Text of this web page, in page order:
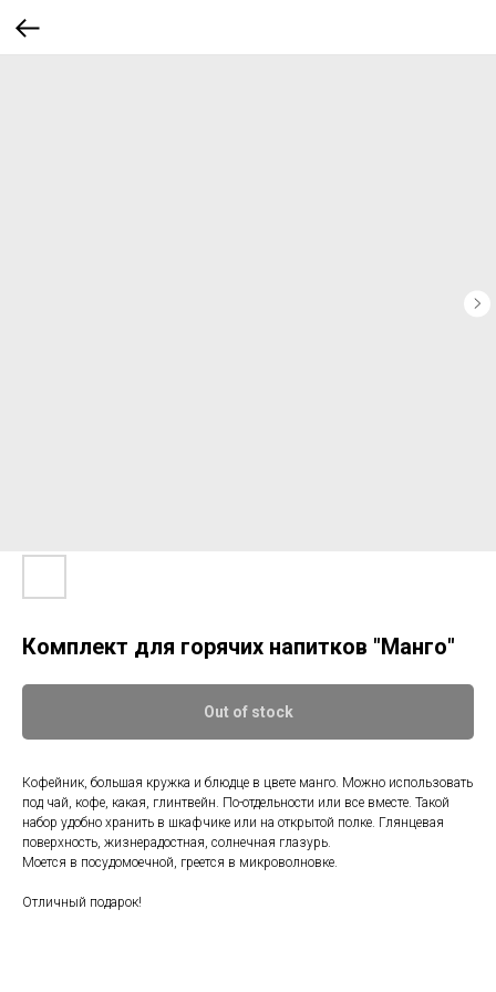
Комплект для горячих напитков "Манго"
Out of stock
Кофейник, большая кружка и блюдце в цвете манго. Можно использовать
под чай, кофе, какая, глинтвейн. По-отдельности или все вместе. Такой
набор удобно хранить в шкафчике или на открытой полке. Глянцевая
поверхность, жизнерадостная, солнечная глазурь.
Моется в посудомоечной, греется в микроволновке.
Отличный подарок!